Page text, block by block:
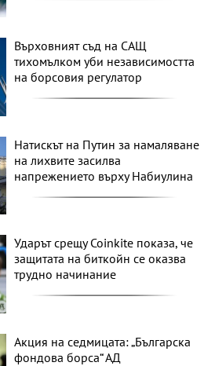
Върховният съд на САЩ
тихомълком уби независимостта
на борсовия регулатор
Натискът на Путин за намаляване
на лихвите засилва
напрежението върху Набиулина
Ударът срещу Coinkite показа, че
защитата на биткойн се оказва
трудно начинание
Акция на седмицата: „Българска
фондова борса“ АД